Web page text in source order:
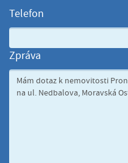
Telefon
Zpráva